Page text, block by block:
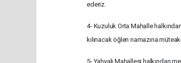
ederiz.
4- Kuzuluk Orta Mahalle
kılınacak öğlen namazına
5- Yahyalı Mahallesi halkından